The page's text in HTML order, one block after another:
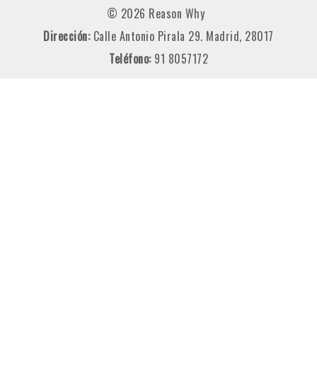
© 2026 Reason Why
Dirección: Calle Antonio Pirala 29. Madrid, 28017
Teléfono: 91 8057172